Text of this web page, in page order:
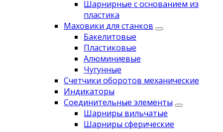
Шарнирные с основанием из
пластика
Маховики для станков
Бакелитовые
Пластиковые
Алюминиевые
Чугунные
Счетчики оборотов механические
Индикаторы
Соединительные элементы
Шарниры вильчатые
Шарниры сферические